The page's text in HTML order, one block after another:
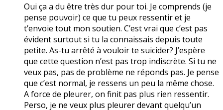
Oui ça a du être très dur pour toi. Je comprends (je
pense pouvoir) ce que tu peux ressentir et je
t’envoie tout mon soutien. C’est vrai que c’est pas
évident surtout si tu la connaissais depuis toute
petite. As-tu arrêté à vouloir te suicider? J’espère
que cette question n’est pas trop indiscrète. Si tu ne
veux pas, pas de problème ne réponds pas. Je pense
que c’est normal, je ressens un peu la même chose.
A force de pleurer, on finit pas plus rien ressentir.
Perso, je ne veux plus pleurer devant quelqu’un